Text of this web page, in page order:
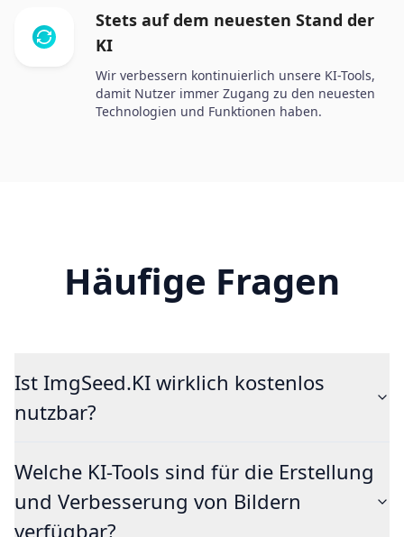
Stets auf dem neuesten Stand der
KI
Wir verbessern kontinuierlich unsere KI-Tools,
damit Nutzer immer Zugang zu den neuesten
Technologien und Funktionen haben.
Häufige Fragen
Ist ImgSeed.KI wirklich kostenlos
nutzbar?
Welche KI-Tools sind für die Erstellung
und Verbesserung von Bildern
verfügbar?